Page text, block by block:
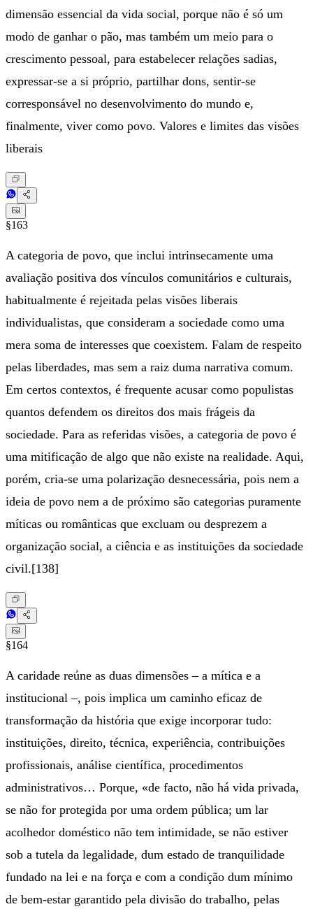
dimensão essencial da vida social, porque não é só um
modo de ganhar o pão, mas também um meio para o
crescimento pessoal, para estabelecer relações sadias,
expressar-se a si próprio, partilhar dons, sentir-se
corresponsável no desenvolvimento do mundo e,
finalmente, viver como povo. Valores e limites das visões
liberais
§163
A categoria de povo, que inclui intrinsecamente uma
avaliação positiva dos vínculos comunitários e culturais,
habitualmente é rejeitada pelas visões liberais
individualistas, que consideram a sociedade como uma
mera soma de interesses que coexistem. Falam de respeito
pelas liberdades, mas sem a raiz duma narrativa comum.
Em certos contextos, é frequente acusar como populistas
quantos defendem os direitos dos mais frágeis da
sociedade. Para as referidas visões, a categoria de povo é
uma mitificação de algo que não existe na realidade. Aqui,
porém, cria-se uma polarização desnecessária, pois nem a
ideia de povo nem a de próximo são categorias puramente
míticas ou românticas que excluam ou desprezem a
organização social, a ciência e as instituições da sociedade
civil.[138]
§164
A caridade reúne as duas dimensões – a mítica e a
institucional –, pois implica um caminho eficaz de
transformação da história que exige incorporar tudo:
instituições, direito, técnica, experiência, contribuições
profissionais, análise científica, procedimentos
administrativos… Porque, «de facto, não há vida privada,
se não for protegida por uma ordem pública; um lar
acolhedor doméstico não tem intimidade, se não estiver
sob a tutela da legalidade, dum estado de tranquilidade
fundado na lei e na força e com a condição dum mínimo
de bem-estar garantido pela divisão do trabalho, pelas